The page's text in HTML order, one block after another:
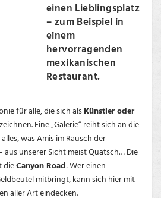
einen Lieblingsplatz
– zum Beispiel in
einem
hervorragenden
mexikanischen
Restaurant.
für alle, die sich alsKünstler oder
Eine „Galerie“ reiht sich an die
was Amis im Rausch der
aus unserer Sicht meist Quatsch… Die
dieCanyon Road: Wer einen
mitbringt, kann sich hier mit
aller Art eindecken.